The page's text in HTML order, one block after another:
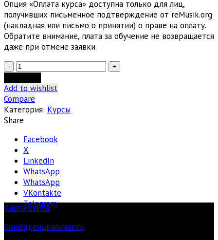
Опция «Оплата курса» доступна только для лиц,
получивших письменное подтверждение от reMusik.org
(накладная или письмо о принятии) о праве на оплату.
Обратите внимание, плата за обучение не возвращается
даже при отмене заявки.
Количество
товара
Академия
reMusik.org.
Оплата
курса
I
Семестр
(Базовый
уровень)»
Add to wishlist
Compare
Категория: Курсы
Share
Facebook
X
LinkedIn
WhatsApp
WhatsApp
VKontakte
Telegram
Карта сайта
Конфиденциальность